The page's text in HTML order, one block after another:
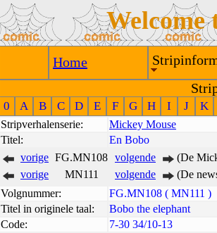
Welcome
Home
0 A B C D E F G H I J K
Stripverhalenserie:
Mickey Mouse
Titel:
En Bobo
vorige FG.MN108 volgende
(De
vorige
MN111 volgende
(De
Volgnummer:
FG.MN108 ( MN111 )
Titel in originele taal:
Bobo the elephant
Code:
7-30 34/10-13